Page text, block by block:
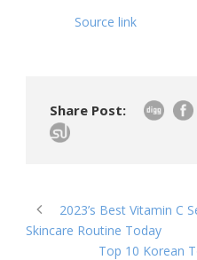
Source link
Share Post:
2023’s Best Vitamin C
Skincare Routine Today
Top 10 Korean